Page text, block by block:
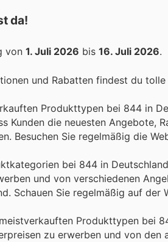
da!
von 1. Juli 2026 bis 16. Juli 2026.
und Rabatten findest du
Produkttypen bei 844 in
Kunden die neuesten Angebote,
Besuchen Sie regelmäßig die
bei 844 in
und von verschiedenen
Schauen Sie regelmäßig auf
Produkttypen bei
zu erwerben und von